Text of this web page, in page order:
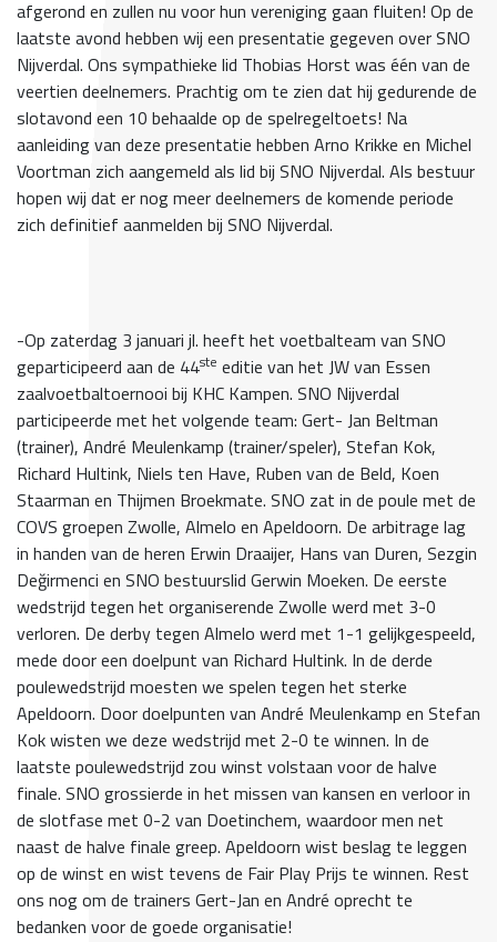
afgerond en zullen nu voor hun vereniging gaan fluiten! Op de
laatste avond hebben wij een presentatie gegeven over SNO
Nijverdal. Ons sympathieke lid Thobias Horst was één van de
veertien deelnemers. Prachtig om te zien dat hij gedurende de
slotavond een 10 behaalde op de spelregeltoets! Na
aanleiding van deze presentatie hebben Arno Krikke en Michel
Voortman zich aangemeld als lid bij SNO Nijverdal. Als bestuur
hopen wij dat er nog meer deelnemers de komende periode
zich definitief aanmelden bij SNO Nijverdal.
-Op zaterdag 3 januari jl. heeft het voetbalteam van SNO
geparticipeerd aan de 44ste editie van het JW van Essen
zaalvoetbaltoernooi bij KHC Kampen. SNO Nijverdal
participeerde met het volgende team: Gert- Jan Beltman
(trainer), André Meulenkamp (trainer/speler), Stefan Kok,
Richard Hultink, Niels ten Have, Ruben van de Beld, Koen
Staarman en Thijmen Broekmate. SNO zat in de poule met de
COVS groepen Zwolle, Almelo en Apeldoorn. De arbitrage lag
in handen van de heren Erwin Draaijer, Hans van Duren, Sezgin
Değirmenci en SNO bestuurslid Gerwin Moeken. De eerste
wedstrijd tegen het organiserende Zwolle werd met 3-0
verloren. De derby tegen Almelo werd met 1-1 gelijkgespeeld,
mede door een doelpunt van Richard Hultink. In de derde
poulewedstrijd moesten we spelen tegen het sterke
Apeldoorn. Door doelpunten van André Meulenkamp en Stefan
Kok wisten we deze wedstrijd met 2-0 te winnen. In de
laatste poulewedstrijd zou winst volstaan voor de halve
finale. SNO grossierde in het missen van kansen en verloor in
de slotfase met 0-2 van Doetinchem, waardoor men net
naast de halve finale greep. Apeldoorn wist beslag te leggen
op de winst en wist tevens de Fair Play Prijs te winnen. Rest
ons nog om de trainers Gert-Jan en André oprecht te
bedanken voor de goede organisatie!